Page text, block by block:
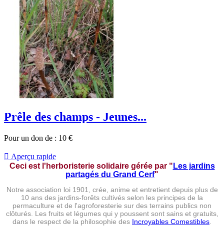
Prêle des champs - Jeunes...
Pour un don de : 10 €
 Aperçu rapide
Ceci est l'herboristerie solidaire gérée par " Les jardins
partagés du Grand Cerf"
Notre association loi 1901, crée, anime et entretient depuis plus de
10 ans des jardins-forêts cultivés selon les principes de la
permaculture et de l'agroforesterie sur des terrains publics non
clôturés. Les fruits et légumes qui y poussent sont sains et gratuits,
dans le respect de la philosophie des Incroyables Comestibles